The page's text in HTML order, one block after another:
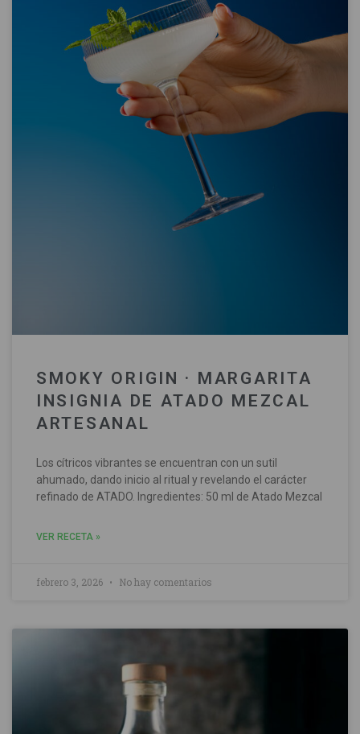
SMOKY ORIGIN · MARGARITA
INSIGNIA DE ATADO MEZCAL
ARTESANAL
Los cítricos vibrantes se encuentran con un sutil
ahumado, dando inicio al ritual y revelando el carácter
refinado de ATADO. Ingredientes: 50 ml de Atado Mezcal
VER RECETA »
febrero 3, 2026 No hay comentarios